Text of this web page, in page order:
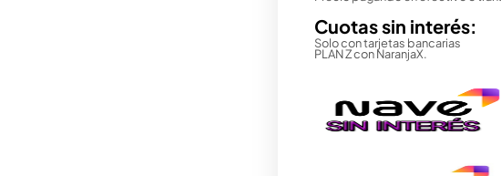
Cuotas sin interés:
Solo con tarjetas bancarias
PLAN Z con NaranjaX.